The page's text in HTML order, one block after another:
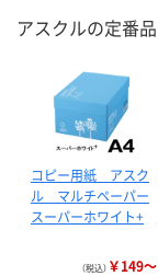
アスクルの定番品
コピー用紙 アスク
ル マルチペーパー
スーパーホワイト+
（税込） ￥149～